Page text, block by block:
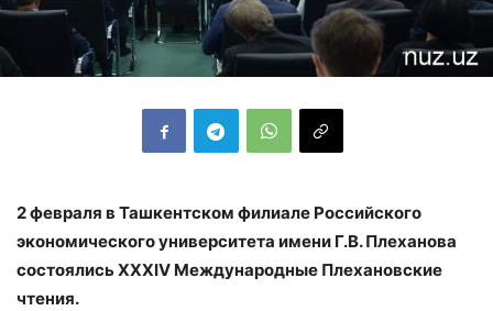
2 февраля в Ташкентском филиале Российского
экономического университета имени Г.В. Плеханова
состоялисьXXXIV Международные Плехановские
чтения.